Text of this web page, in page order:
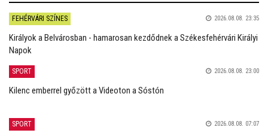
FEHÉRVÁRI SZÍNES 2026.08.08. 23:35
Királyok a Belvárosban - hamarosan kezdődnek a Székesfehérvári Királyi
Napok
SPORT 2026.08.08. 23:00
Kilenc emberrel győzött a Videoton a Sóstón
SPORT 2026.08.08. 07:07